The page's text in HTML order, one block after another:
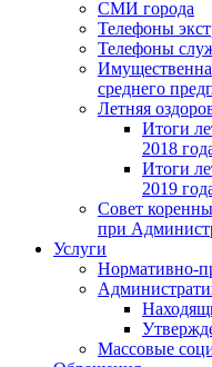
СМИ города
Телефоны
Телефоны
среднего
Летняя
Итоги
2018
Итоги
2019
Совет
при
Услуги
Нормативно-
Массовые